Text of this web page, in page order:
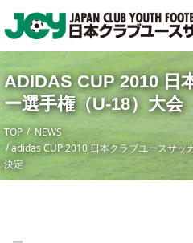
ADIDAS CUP 2010 日
ー選手権（U-18）大
TOP
NEWS
adidas CUP 2010 日本クラブユースサ
決定